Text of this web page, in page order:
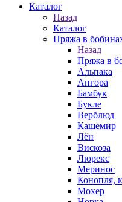
Каталог
Назад
Каталог
Пряжа в
Назад
Пряжа в
Альпака
Ангора
Бамбук
Букле
Верблюд
Кашемир
Лён
Вискоза
Люрекс
Меринос
Конопля,
Мохер